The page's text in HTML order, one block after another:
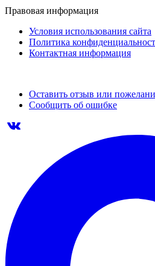
Правовая информация
Условия использования сайта
Политика
Контактная информация
Оставить отзыв или
Сообщить об ошибке